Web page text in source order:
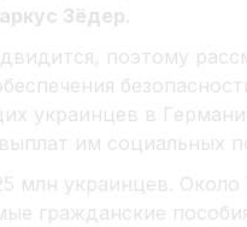
Зёдер.
поэтому
украинцев в
им социальных
млн украинцев.
гражданские